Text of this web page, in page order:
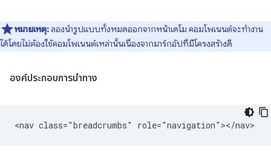
หมายเหตุ:ลองนำรูปแบบทั้งหมดออกจากหน้าเดโม คอมโพเนนต์จะทำงาน
ได้โดยไม่ต้องใช้คอมโพเนนต์เหล่านั้นเนื่องจากมาร์กอัปที่มีโครงสร้างดี
องค์ประกอบการนำทาง